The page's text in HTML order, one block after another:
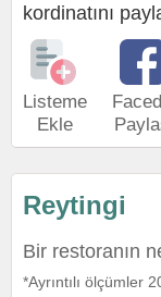
kordinatını
Listeme
Ekle
Reytingi
Bir restoranın
*Ayrıntılı ölçümler